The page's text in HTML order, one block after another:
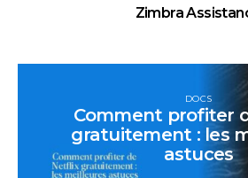
Zimbra
DOCS
Comment profiter
gratuitement : les
astuces